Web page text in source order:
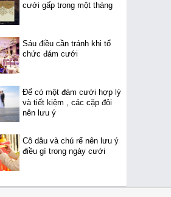
cưới gấp trong một tháng
Sáu điều cần tránh khi tổ
chức đám cưới
Để có một đám cưới hợp lý
và tiết kiệm , các cặp đôi
nên lưu ý
Cô dâu và chú rể nên lưu ý
điều gì trong ngày cưới